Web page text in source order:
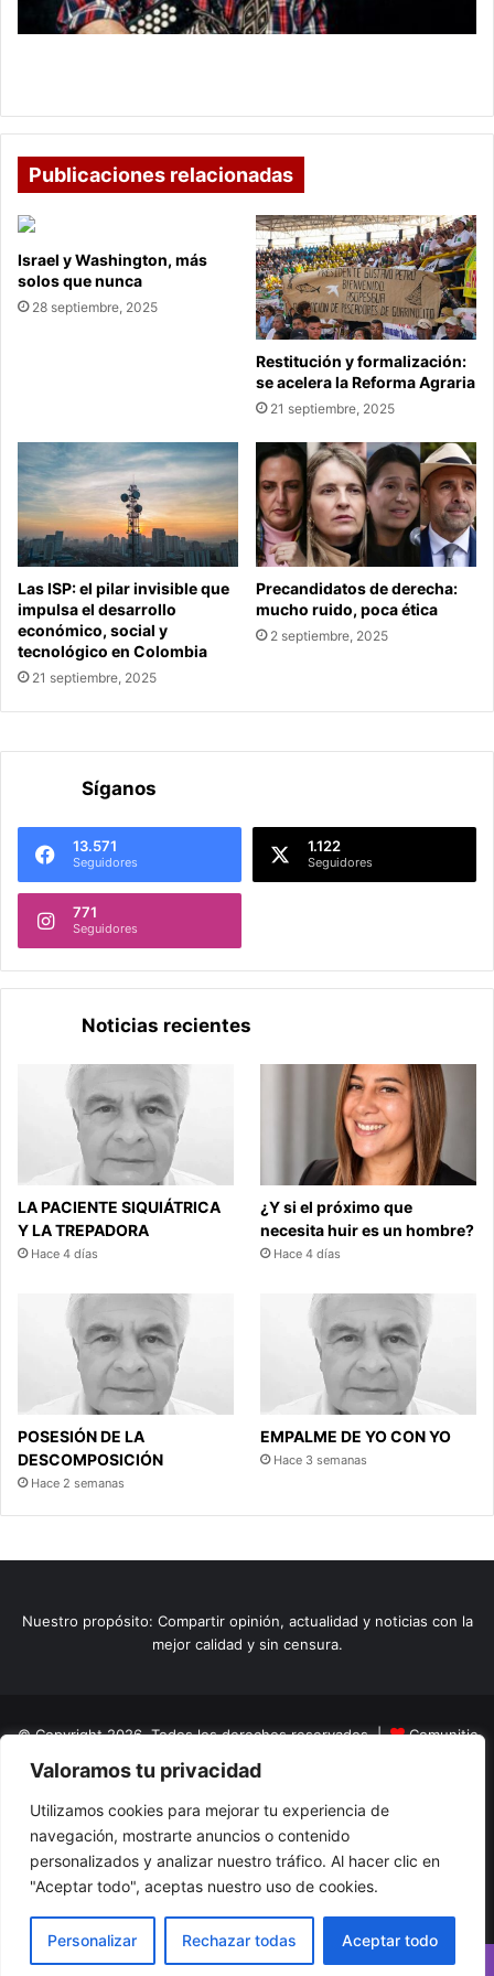
Valoramos tu privacidad
Utilizamos cookies para mejorar tu experiencia de
navegación, mostrarte anuncios o contenido
personalizados y analizar nuestro tráfico. Al hacer clic en
"Aceptar todo", aceptas nuestro uso de cookies.
Personalizar Rechazar todas Aceptar todo
Publicaciones relacionadas
Israel y Washington, más
solos que nunca
28 septiembre, 2025
Restitución y formalización:
se acelera la Reforma Agraria
21 septiembre, 2025
Las ISP: el pilar invisible que
impulsa el desarrollo
económico, social y
tecnológico en Colombia
21 septiembre, 2025
Precandidatos de derecha:
mucho ruido, poca ética
2 septiembre, 2025
Síganos
13.571
Seguidores
1.122
Seguidores
771
Seguidores
Noticias recientes
LA PACIENTE SIQUIÁTRICA
Y LA TREPADORA
Hace 4 días
¿Y si el próximo que
necesita huir es un hombre?
Hace 4 días
POSESIÓN DE LA
DESCOMPOSICIÓN
Hace 2 semanas
EMPALME DE YO CON YO
Hace 3 semanas
Nuestro propósito: Compartir opinión, actualidad y noticias con la
mejor calidad y sin censura.
© Copyright 2026, Todos los derechos reservados |
Comunitic
SAS BICNit 901228106
Home
Actualidad Variedades Opinion Turismo
El Tinteadero
Caricaturas Reportajes
FacebookYouTubeInstagram